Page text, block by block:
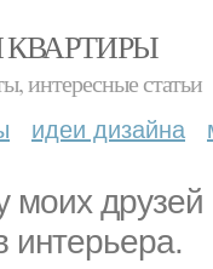
КВАРТИРЫ
интересные статьи
идеи дизайна
моих
интерьера.